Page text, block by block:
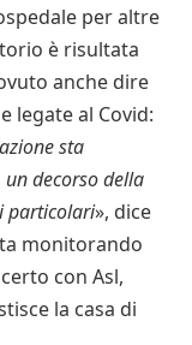
per altre
è risultata
anche dire
legate al Covid:
sta
decorso della
particolari», dice
monitorando
con Asl,
la casa di